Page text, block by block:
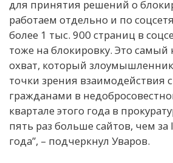
для принятия решений о
работаем отдельно и по
более 1 тыс. 900 страниц в
тоже на блокировку. Это
охват, который
точки зрения взаимодействия
гражданами в
квартале этого года в
пять раз больше сайтов, чем за
года”, – подчеркнул Уваров.